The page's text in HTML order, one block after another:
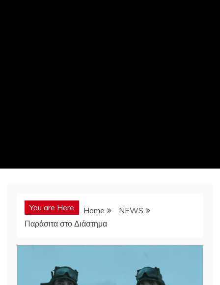
You are Here Home
NEWS
Παράσιτα στο Διάστημα